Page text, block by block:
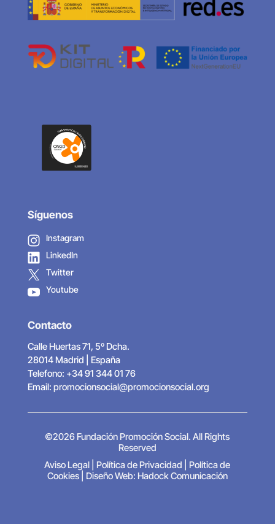
Síguenos
Instagram
LinkedIn
Twitter
Youtube
Contacto
Calle Huertas 71, 5º Dcha.
28014 Madrid | España
Telefono: +34 91 344 01 76
Email: promocionsocial@promocionsocial.org
©2026 Fundación Promoción Social. All Rights
Reserved
Aviso Legal
Política de Privacidad
Política de
Cookies| Diseño Web: Hadock Comunicación